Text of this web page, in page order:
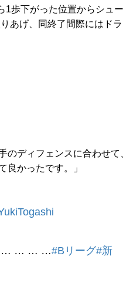
1歩下がった位置からシュー
あげ、同終了間際にはドラ
のディフェンスに合わせて
良かったです。」
… … …#Bリーグ#新